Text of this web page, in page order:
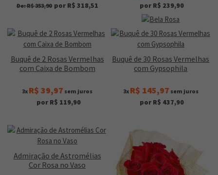
De: R$ 353,90 por R$ 318,51 por R$ 239,90
Buquê de 2 Rosas Vermelhas
com Caixa de Bombom
3x R$ 39,97 sem juros
por R$ 119,90
Buquê de 30 Rosas Vermelhas
com Gypsophila
3x R$ 145,97 sem juros
por R$ 437,90
Admiração de Astromélias
Cor Rosa no Vaso